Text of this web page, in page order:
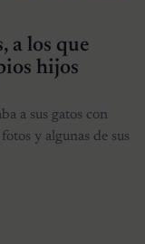
a los que
hijos
a sus gatos con
y algunas de sus